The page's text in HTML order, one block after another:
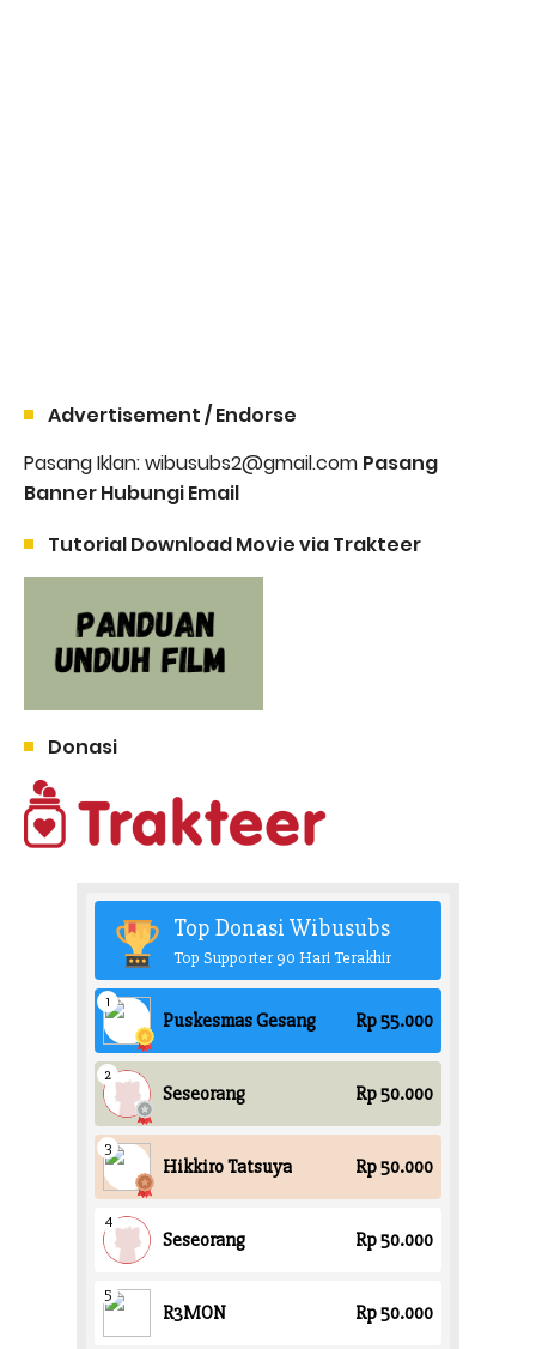
Advertisement / Endorse
Pasang Iklan: wibusubs2@gmail.com Pasang
Banner Hubungi Email
Tutorial Download Movie via Trakteer
Donasi